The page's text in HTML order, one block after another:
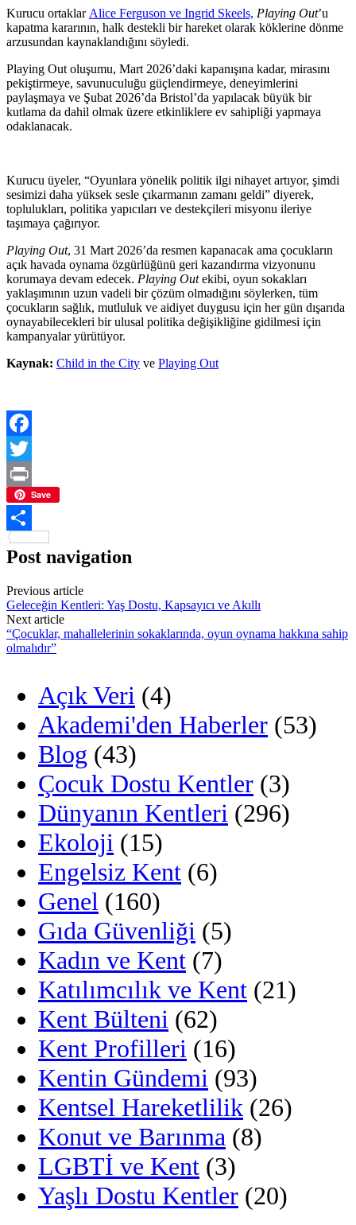
Kurucu ortaklar Alice Ferguson ve Ingrid Skeels, Playing Out’u
kapatma kararının, halk destekli bir hareket olarak köklerine dönme
arzusundan kaynaklandığını söyledi.
Playing Out oluşumu, Mart 2026’daki kapanışına kadar, mirasını
pekiştirmeye, savunuculuğu güçlendirmeye, deneyimlerini
paylaşmaya ve Şubat 2026’da Bristol’da yapılacak büyük bir
kutlama da dahil olmak üzere etkinliklere ev sahipliği yapmaya
odaklanacak.
Kurucu üyeler, “Oyunlara yönelik politik ilgi nihayet artıyor, şimdi
sesimizi daha yüksek sesle çıkarmanın zamanı geldi” diyerek,
toplulukları, politika yapıcıları ve destekçileri misyonu ileriye
taşımaya çağırıyor.
Playing Out, 31 Mart 2026’da resmen kapanacak ama çocukların
açık havada oynama özgürlüğünü geri kazandırma vizyonunu
korumaya devam edecek. Playing Outekibi, oyun sokakları
yaklaşımının uzun vadeli bir çözüm olmadığını söylerken, tüm
çocukların sağlık, mutluluk ve aidiyet duygusu için her gün dışarıda
oynayabilecekleri bir ulusal politika değişikliğine gidilmesi için
kampanyalar yürütüyor.
Kaynak: Child in the City ve Playing Out
Facebook
Twitter
Print Save
Post navigation
Previous article
Geleceğin Kentleri: Yaş Dostu, Kapsayıcı ve Akıllı
Next article
“Çocuklar, mahallelerinin sokaklarında, oyun oynama hakkına sahip
olmalıdır”
Açık Veri (4)
Akademi'den Haberler (53)
Blog (43)
Çocuk Dostu Kentler (3)
Dünyanın Kentleri (296)
Ekoloji (15)
Engelsiz Kent (6)
Genel (160)
Gıda Güvenliği (5)
Kadın ve Kent (7)
Katılımcılık ve Kent (21)
Kent Bülteni (62)
Kent Profilleri (16)
Kentin Gündemi (93)
Kentsel Hareketlilik (26)
Konut ve Barınma (8)
LGBTİ ve Kent (3)
Yaşlı Dostu Kentler (20)